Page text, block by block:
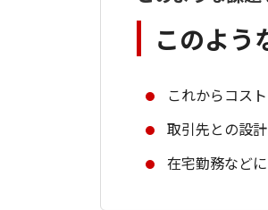
このよう
これからコス
取引先との設
在宅勤務など